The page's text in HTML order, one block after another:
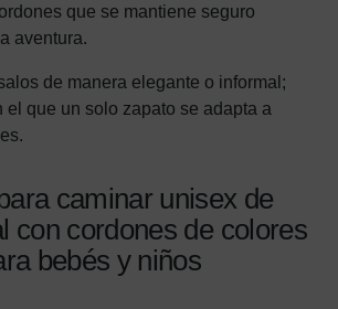
que se mantiene seguro
aventura.
de manera elegante o informal;
el que un solo zapato se adapta a
caminar unisex de
con cordones de colores
bebés y niños